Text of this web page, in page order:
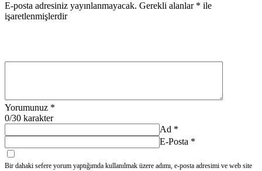
E-posta adresiniz yayınlanmayacak. Gerekli alanlar * ile
işaretlenmişlerdir
Yorumunuz *
0/30 karakter
Ad *
E-Posta *
Bir dahaki sefere yorum yaptığımda kullanılmak üzere adımı, e-posta adresimi ve web site